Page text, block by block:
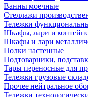
Ванны моечные
Стеллажи
Тележки
Шкафы, лари и
Шкафы и лари
Полки настенные
Подтоварники,
Тары переносные для
Тележки грузовые
Прочее нейтральное
Тележки